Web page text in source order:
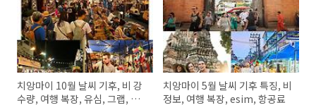
치앙마이 10월 날씨 기후, 비 강
수량, 여행 복장, 유심, 그랩, 항
치앙마이 5월 날씨 기후 특징, 비
정보, 여행 복장, esim, 항공료